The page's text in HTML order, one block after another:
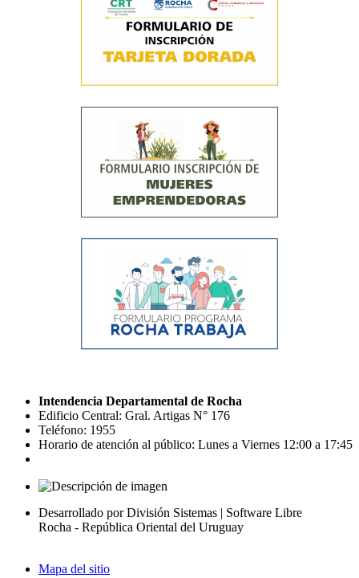
Intendencia Departamental de Rocha
Edificio Central: Gral. Artigas N° 176
Teléfono: 1955
Horario de atención al público: Lunes a Viernes 12:00 a 17:45
Desarrollado por División Sistemas | Software Libre
Rocha - República Oriental del Uruguay
Mapa del sitio